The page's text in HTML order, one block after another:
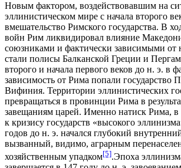
Новым фактором, воздействовавшим на
эллинистическом мире с начала второго
вмешательство Римского государства. В
войн Рим ликвидировал влияние
союзниками и фактически зависимыми от
стали полисы Балканской Греции и
второго и начала первого веков до н. э. в
зависимость от Рима попали государство
Вифиния. Территории эллинистических
превращаться в провинции Рима в
завещаниям царей. Именно натиск Рима,
к кризису государств «высокого
годов до н. э. начался глубокий
вызванный, видимо, аграрным
хозяйственным упадком[5].Эпоха